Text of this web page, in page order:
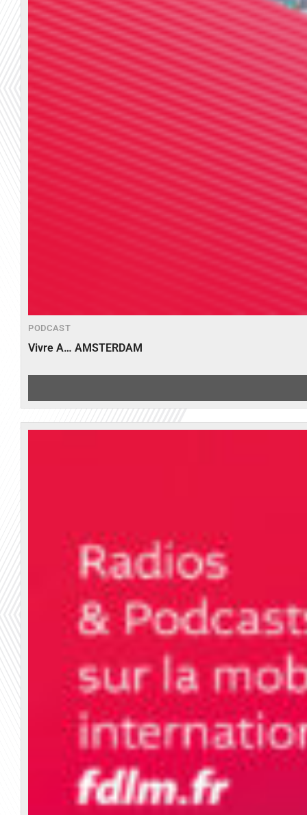
PODCAST
Vivre A… AMSTERDAM